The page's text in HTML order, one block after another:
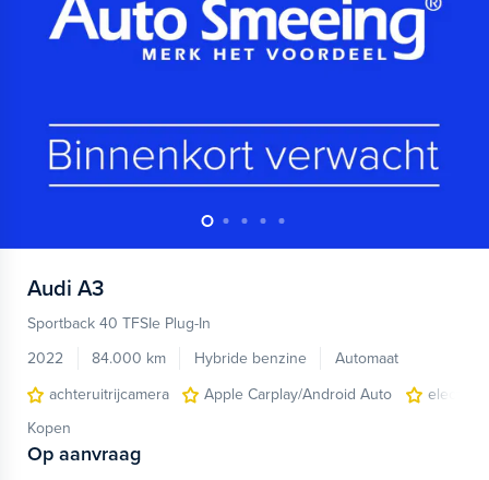
Audi A3
Sportback 40 TFSIe Plug-In
2022
84.000 km Hybride benzine
Automaat
achteruitrijcamera
Apple Carplay/Android Auto
Kopen
Op aanvraag